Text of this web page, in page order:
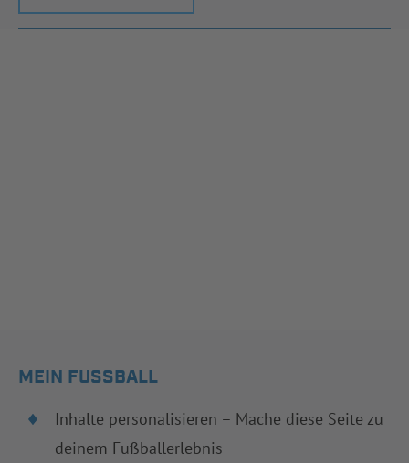
MEIN FUSSBALL
Inhalte personalisieren – Mache diese Seite zu
deinem Fußballerlebnis